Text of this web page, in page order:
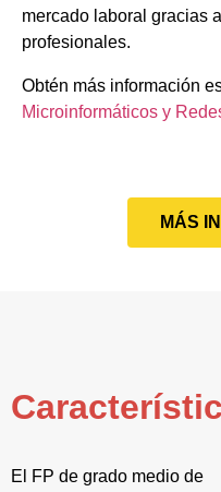
mercado laboral gracias
profesionales.
Obtén más información
Microinformáticos y
MÁS
El FP de grado medio de